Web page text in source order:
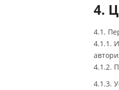
4.
4.1.
4.1.1.
4.1.2.
4.1.3.